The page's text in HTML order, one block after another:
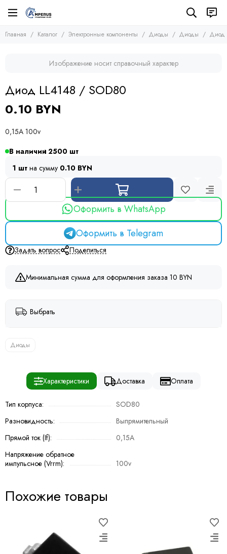
Электронные компоненты
Транзисторы
Диоды
Стабилитроны
Диоды
Оптопары
Тиристоры и симисторы
Модули
Конденсаторы
Резисторы
Предохранители
Кварцевые резонаторы
Дроссели
Фоточувствительные элементы
Устройства защиты
Главная Каталог Электронные компоненты Диоды Диоды Диод
Изображение носит справочный характер
Диод LL4148 / SOD80
0.10 BYN
0,15A 100v
В наличии 2500
1 шт на сумму 0.10 BYN
Оформить в WhatsApp
Оформить в Telegram
Задать вопрос Поделиться
Минимальная сумма для оформления заказа 10 BYN
Выбрать
Диоды
Характеристики Доставка Оплата
Тип корпуса:
SOD80
Разновидность:
Выпрямительный
Прямой ток (If):
0,15A
Напряжение обратное
импульсное (Vrrm):
100v
Похожие товары